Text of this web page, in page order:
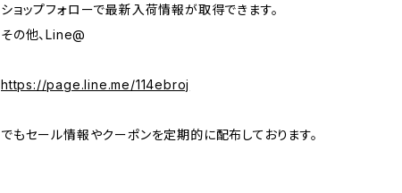
ショップフォローで最新入荷情報が取得できます。
その他、Line@
https://page.line.me/114ebroj
でもセール情報やクーポンを定期的に配布しております。